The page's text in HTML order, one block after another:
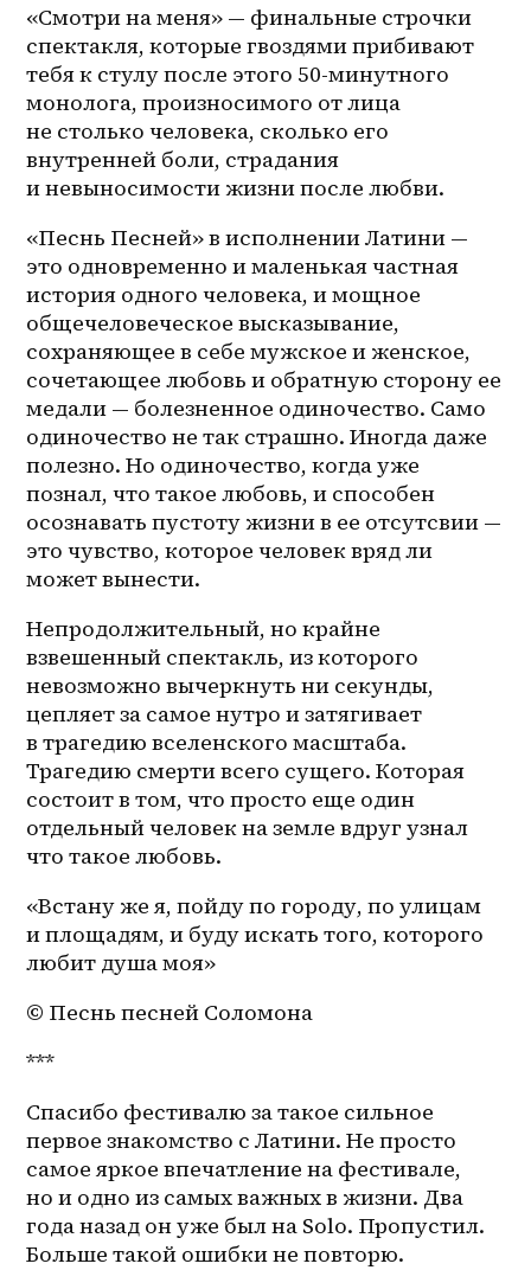
«Смотри на меня» — финальные строчки
спектакля, которые гвоздями прибивают
тебя к стулу после этого 50-минутного
монолога, произносимого от лица
не столько человека, сколько его
внутренней боли, страдания
и невыносимости жизни после любви.
«Песнь Песней» в исполнении Латини —
это одновременно и маленькая частная
история одного человека, и мощное
общечеловеческое высказывание,
сохраняющее в себе мужское и женское,
сочетающее любовь и обратную сторону ее
медали — болезненное одиночество. Само
одиночество не так страшно. Иногда даже
полезно. Но одиночество, когда уже
познал, что такое любовь, и способен
осознавать пустоту жизни в ее отсутсвии —
это чувство, которое человек вряд ли
может вынести.
Непродолжительный, но крайне
взвешенный спектакль, из которого
невозможно вычеркнуть ни секунды,
цепляет за самое нутро и затягивает
в трагедию вселенского масштаба.
Трагедию смерти всего сущего. Которая
состоит в том, что просто еще один
отдельный человек на земле вдруг узнал
что такое любовь.
«Встану же я, пойду по городу, по улицам
и площадям, и буду искать того, которого
любит душа моя»
© Песнь песней Соломона
***
Спасибо фестивалю за такое сильное
первое знакомство с Латини. Не просто
самое яркое впечатление на фестивале,
но и одно из самых важных в жизни. Два
года назад он уже был на Solo. Пропустил.
Больше такой ошибки не повторю.